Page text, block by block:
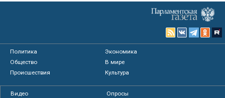
Политика
Экономика
Общество
В мире
Происшествия
Культура
Видео
Опросы